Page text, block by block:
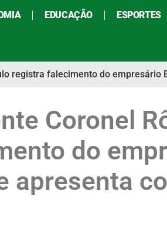
EDUCAÇÃO ESPORTES
registra falecimento do
Coronel
do
apresenta